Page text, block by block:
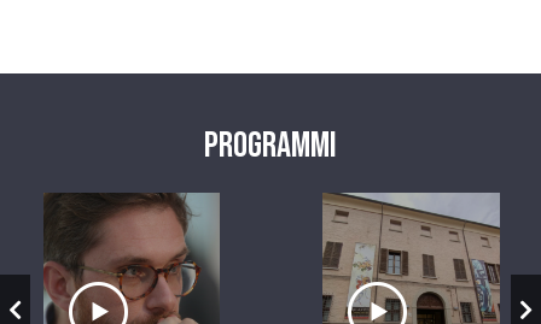
Programmi
Ascolta il servizio Ascolta il